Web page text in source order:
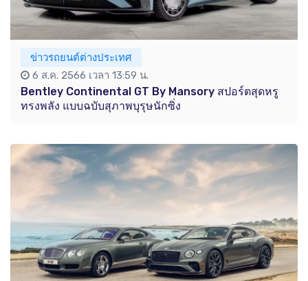
ข่าวรถยนต์ต่างประเทศ
6 ส.ค. 2566 เวลา 13:59 น.
Bentley Continental GT By Mansory สปอร์ตสุดหรู
ทรงพลัง แบบฉบับสุภาพบุรุษนักซิ่ง